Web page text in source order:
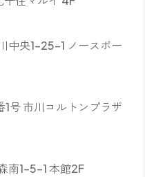
中央1-25-1 ノースポー
1号 市川コルトンプラザ
南1-5-1 本館2F